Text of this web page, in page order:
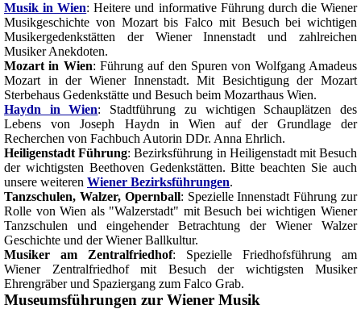
Musik in Wien: Heitere und informative Führung durch die Wiener
Musikgeschichte von Mozart bis Falco mit Besuch bei wichtigen
Musikergedenkstätten der Wiener Innenstadt und zahlreichen
Musiker Anekdoten.
Mozart in Wien: Führung auf den Spuren von Wolfgang Amadeus
Mozart in der Wiener Innenstadt. Mit Besichtigung der Mozart
Sterbehaus Gedenkstätte und Besuch beim Mozarthaus Wien.
Haydn in Wien: Stadtführung zu wichtigen Schauplätzen des
Lebens von Joseph Haydn in Wien auf der Grundlage der
Recherchen von Fachbuch Autorin DDr. Anna Ehrlich.
Heiligenstadt Führung: Bezirksführung in Heiligenstadt mit Besuch
der wichtigsten Beethoven Gedenkstätten. Bitte beachten Sie auch
unsere weiteren Wiener Bezirksführungen.
Tanzschulen, Walzer, Opernball: Spezielle Innenstadt Führung zur
Rolle von Wien als "Walzerstadt" mit Besuch bei wichtigen Wiener
Tanzschulen und eingehender Betrachtung der Wiener Walzer
Geschichte und der Wiener Ballkultur.
Musiker am Zentralfriedhof: Spezielle Friedhofsführung am
Wiener Zentralfriedhof mit Besuch der wichtigsten Musiker
Ehrengräber und Spaziergang zum Falco Grab.
Museumsführungen zur Wiener Musik